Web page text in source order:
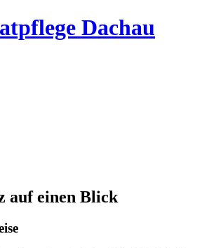
Dachau
auf einen Blick